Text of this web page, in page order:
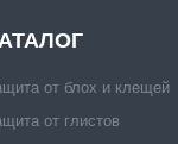
от блох и клещей
от глистов